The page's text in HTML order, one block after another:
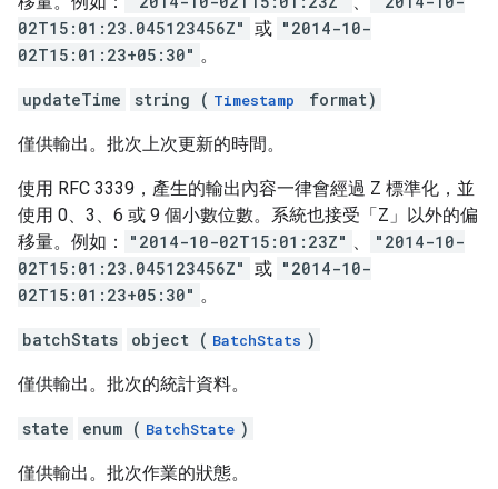
02T15:01:23.045123456Z" 或 "2014-10-
02T15:01:23+05:30" 。
updateTime string ( Timestamp format)
僅供輸出。批次上次更新的時間。
使用 RFC 3339，產生的輸出內容一律會經過 Z 標準化，並
使用 0、3、6 或 9 個小數位數。系統也接受「Z」以外的偏
移量。例如：
"2014-10-02T15:01:23Z" 、
"2014-10-
02T15:01:23.045123456Z" 或 "2014-10-
02T15:01:23+05:30" 。
batchStats object ( BatchStats )
僅供輸出。批次的統計資料。
state enum ( BatchState )
僅供輸出。批次作業的狀態。